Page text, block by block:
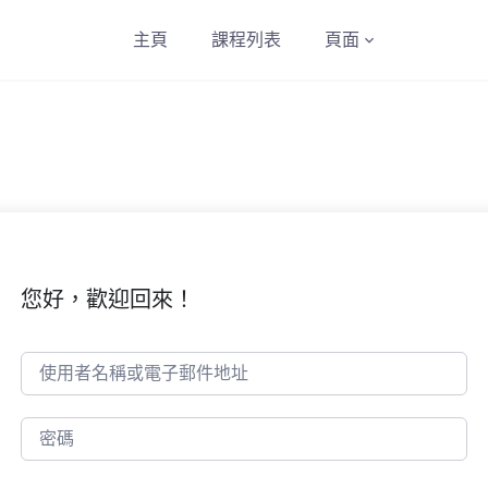
主頁 課程列表 頁面
您好，歡迎回來！